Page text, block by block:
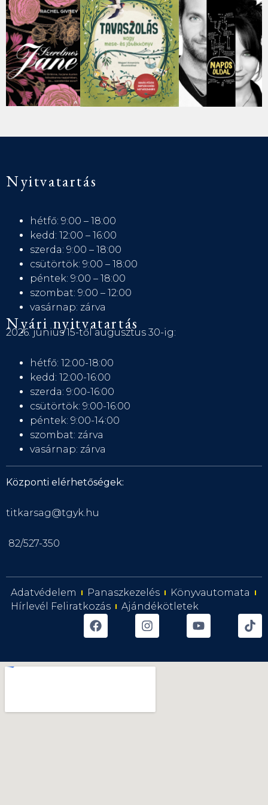
Nyitvatartás
hétfő: 9:00 – 18:00
kedd: 12:00 – 16:00
szerda: 9:00 – 18:00
csütörtök: 9:00 – 18:00
péntek: 9:00 – 18:00
szombat: 9:00 – 12:00
vasárnap: zárva
Nyári nyitvatartás
2026. június 15-től augusztus 30-ig:
hétfő: 12:00-18:00
kedd: 12:00-16:00
szerda: 9:00-16:00
csütörtök: 9:00-16:00
péntek: 9:00-14:00
szombat: zárva
vasárnap: zárva
Központi elérhetőségek:
titkarsag@tgyk.hu
82/527-350
Adatvédelem Panaszkezelés
Könyvautomata
Hírlevél Feliratkozás
Ajándékötletek